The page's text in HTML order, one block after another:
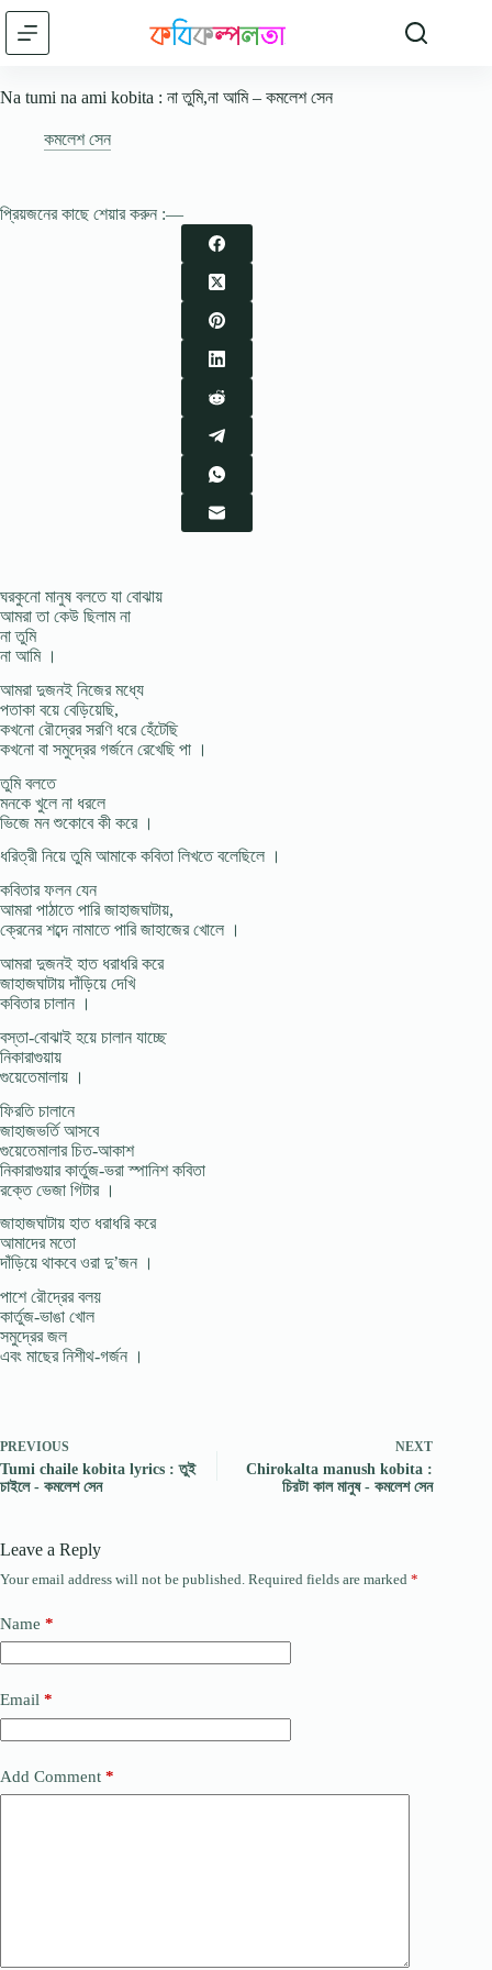
Skip
content
Na tumi na ami kobita : না তুমি,না আমি – কমলেশ সেন
কমলেশ সেন
প্রিয়জনের কাছে শেয়ার করুন :—
ঘরকুনো মানুষ বলতে যা বোঝায়
আমরা তা কেউ ছিলাম না
না তুমি
না আমি ।
আমরা দুজনই নিজের মধ্যে
পতাকা বয়ে বেড়িয়েছি,
কখনো রৌদ্রের সরণি ধরে হেঁটেছি
কখনো বা সমুদ্রের গর্জনে রেখেছি পা ।
তুমি বলতে
মনকে খুলে না ধরলে
ভিজে মন শুকোবে কী করে ।
ধরিত্রী নিয়ে তুমি আমাকে কবিতা লিখতে বলেছিলে ।
কবিতার ফলন যেন
আমরা পাঠাতে পারি জাহাজঘাটায়,
ক্রেনের শব্দে নামাতে পারি জাহাজের খোলে ।
আমরা দুজনই হাত ধরাধরি করে
জাহাজঘাটায় দাঁড়িয়ে দেখি
কবিতার চালান ।
বস্তা-বোঝাই হয়ে চালান যাচ্ছে
নিকারাগুয়ায়
গুয়েতেমালায় ।
ফিরতি চালানে
জাহাজভর্তি আসবে
গুয়েতেমালার চিত-আকাশ
নিকারাগুয়ার কার্তুজ-ভরা স্পানিশ কবিতা
রক্তে ভেজা গিটার ।
জাহাজঘাটায় হাত ধরাধরি করে
আমাদের মতো
দাঁড়িয়ে থাকবে ওরা দু’জন ।
পাশে রৌদ্রের বলয়
কার্তুজ-ভাঙা খোল
সমুদ্রের জল
এবং মাছের নিশীথ-গর্জন ।
PREVIOUS
Tumi chaile kobita lyrics : তুই
চাইলে - কমলেশ সেন
NEXT
Chirokalta manush kobita :
চিরটা কাল মানুষ - কমলেশ সেন
Leave a Reply
Your email address will not be published. Required fields are marked *
Name *
Email *
Add Comment *